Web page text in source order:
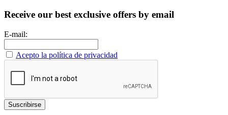
Receive our best exclusive offers by email
E-mail:
Acepto la política de privacidad